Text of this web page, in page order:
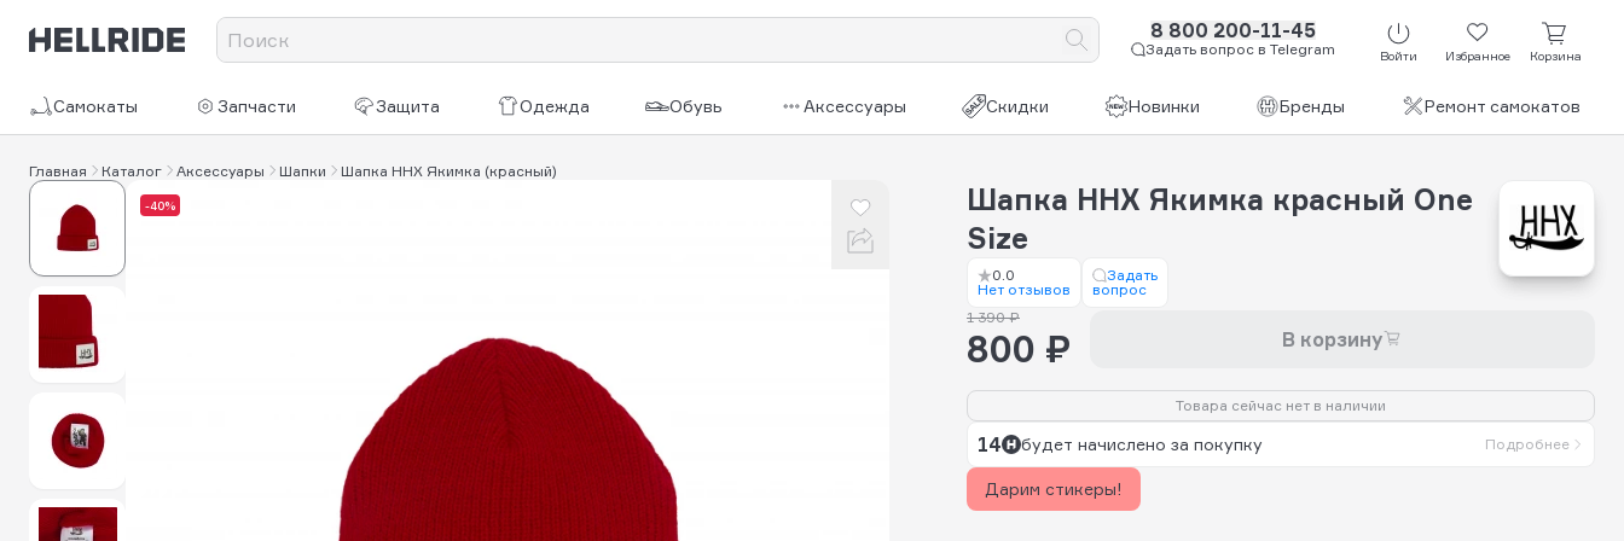
8 800 200-11-45
Задать вопрос в Telegram Войти Избранное Корзина
Самокаты Запчасти Защита Одежда Обувь Аксессуары Скидки Новинки Бренды Ремонт самокатов
Главная Каталог Аксессуары Шапки Шапка HHX Якимка (красный)
-40%
Шапка HHX Якимка красный One
Size
0.0
Нет отзывов
Задать
вопрос
1 390 ₽
800 ₽ В корзину
Товара сейчас нет в наличии
14 будет начислено за покупку Подробнее
Дарим стикеры!